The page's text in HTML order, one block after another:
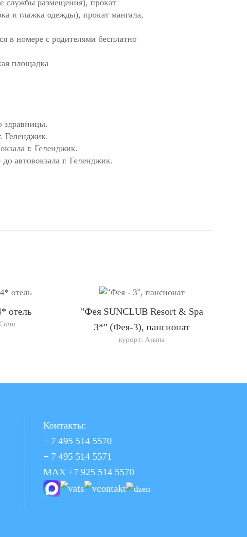
службы размещения), прокат
и глажка одежды), прокат мангала,
в номере с родителями бесплатно
площадка
здравницы.
Геленджик.
г. Геленджик.
автовокзала г. Геленджик.
отель
"Фея SUNCLUB Resort & Spa
3*" (Фея-3), пансионат
курорт: Анапа
Контакты:
+ 7 495 514 5570
+ 7 495 514 5571
MAX +7 925 514 5570